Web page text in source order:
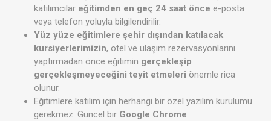
katılımcılar eğitimden en geç 24 saat önce e-posta
veya telefon yoluyla bilgilendirilir.
Yüz yüze eğitimlere şehir dışından katılacak
kursiyerlerimizin, otel ve ulaşım rezervasyonlarını
yaptırmadan önce eğitimin gerçekleşip
gerçekleşmeyeceğini teyit etmeleri önemle rica
olunur.
Eğitimlere katılım için herhangi bir özel yazılım kurulumu
gerekmez. Güncel bir Google Chrome